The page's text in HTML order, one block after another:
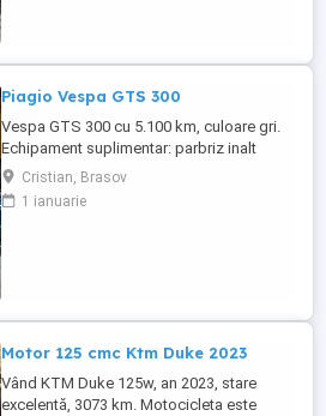
Piagio Vespa GTS 300
Vespa GTS 300 cu 5.100 km, culoare gri.
Echipament suplimentar: parbriz inalt
Faco (montat 2026), geanta portbagaj
Classic; prelungitor scarite pasager;
suspensie fata Bitubo si frane fata spate
Cristian, Brasov
1 ianuarie
Motor 125 cmc Ktm Duke 2023
Vând KTM Duke 125w, an 2023, stare
excelentă, 3073 km. Motocicleta este